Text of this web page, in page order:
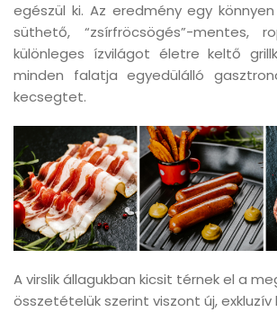
egészül ki. Az eredmény egy
süthető, “zsírfröcsögés”-mentes,
különleges ízvilágot életre keltő
minden falatja egyedülálló
kecsegtet.
A virslik állagukban kicsit térnek el a
összetételük szerint viszont új,